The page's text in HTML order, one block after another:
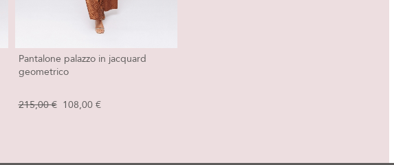
Pantalone palazzo in jacquard
geometrico
108,00 €
215,00 €